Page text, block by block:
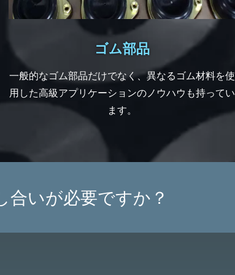
ゴム部品
一般的なゴム部品だけでなく、異なるゴム材料を使
用した高級アプリケーションのノウハウも持ってい
ます。
いが必要ですか？